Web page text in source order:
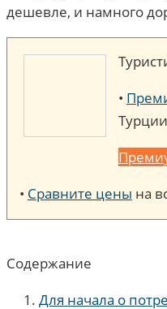
дешевле, и намного
•
• Сравните цены на
Содержание
Для начала о